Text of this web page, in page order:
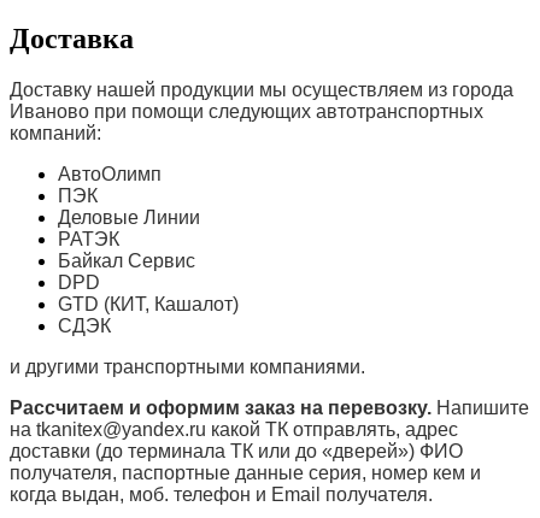
Доставка
Доставку нашей продукции мы осуществляем из города
Иваново при помощи следующих автотранспортных
компаний:
АвтоОлимп
ПЭК
Деловые Линии
РАТЭК
Байкал Сервис
DPD
GTD (КИТ, Кашалот)
СДЭК
и другими транспортными компаниями.
Рассчитаем и оформим заказ на перевозку. Напишите
на tkanitex@yandex.ru какой ТК отправлять, адрес
доставки (до терминала ТК или до «дверей») ФИО
получателя, паспортные данные серия, номер кем и
когда выдан, моб. телефон и Email получателя.